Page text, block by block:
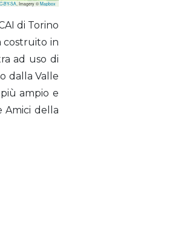
BY-SA, Imagery © Mapbox
di Torino
costruito in
ad uso di
dalla Valle
ampio e
Amici della